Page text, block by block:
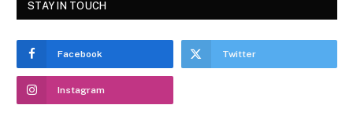
STAY IN TOUCH
Facebook Twitter
Instagram